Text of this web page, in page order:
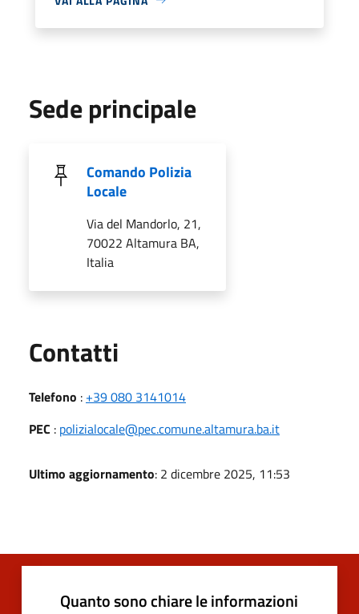
Sede principale
Comando Polizia
Locale
Via del Mandorlo, 21,
70022 Altamura BA,
Italia
Contatti
Telefono : +39 080 3141014
PEC : polizialocale@pec.comune.altamura.ba.it
Ultimo aggiornamento: 2 dicembre 2025, 11:53
Quanto sono chiare le informazioni